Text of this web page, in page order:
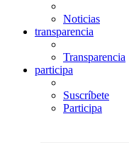
Noticias
transparencia
Transparencia
participa
Suscríbete
Participa